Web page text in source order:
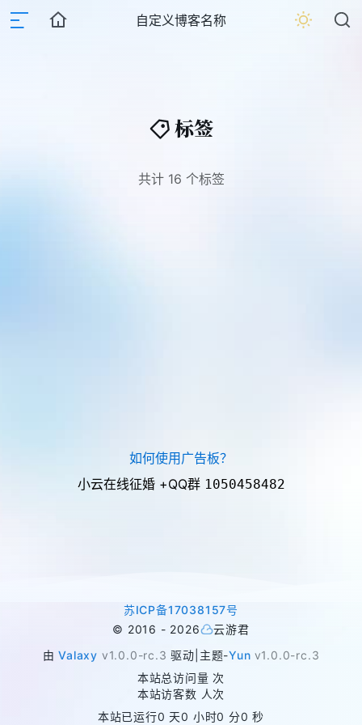
自定义博客名称
标签
共计 16 个标签
如何使用广告板？
小云在线征婚 +QQ群 1050458482
苏ICP备17038157号
© 2016 - 2026
云游君
由Valaxy v1.0.0-rc.3 驱动 主题-Yun v1.0.0-rc.3
本站总访问量 次
本站访客数 人次
本站已运行0 天0 小时0 分0 秒